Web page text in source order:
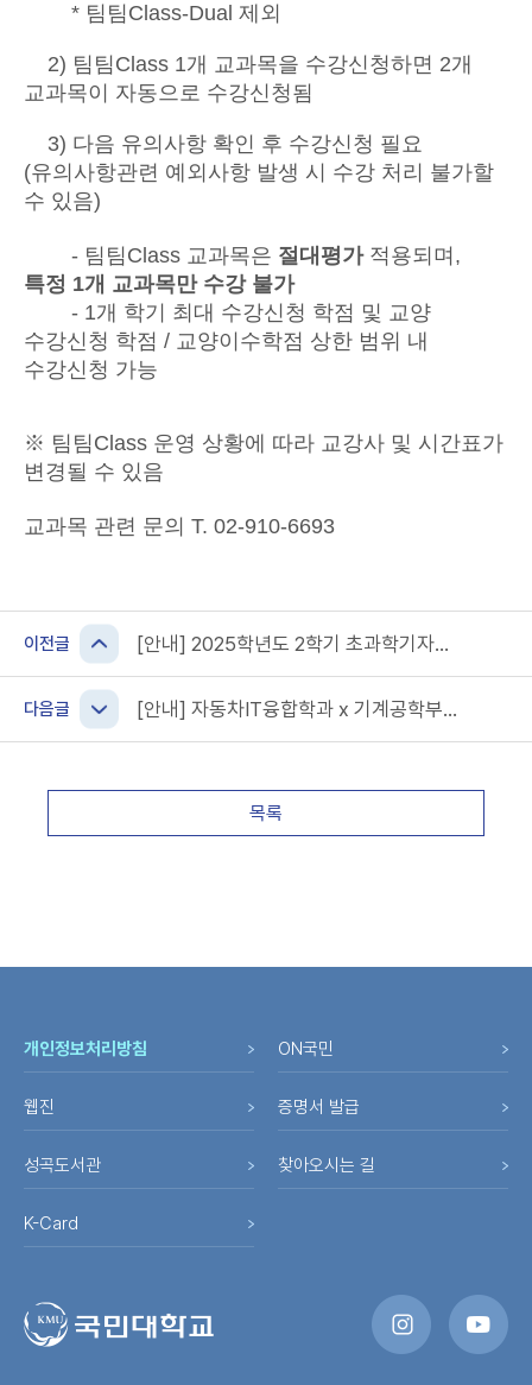
* 팀팀Class-Dual 제외
2) 팀팀Class 1개 교과목을 수강신청하면 2개
교과목이 자동으로 수강신청됨
3) 다음 유의사항 확인 후 수강신청 필요
(유의사항관련 예외사항 발생 시 수강 처리 불가할
수 있음)
- 팀팀Class 교과목은 절대평가적용되며,
특정 1개 교과목만 수강 불가
- 1개 학기 최대 수강신청 학점 및 교양
수강신청 학점 / 교양이수학점 상한 범위 내
수강신청 가능
※ 팀팀Class 운영 상황에 따라 교강사 및 시간표가
변경될 수 있음
교과목 관련 문의 T. 02-910-6693
이전글
[안내] 2025학년도 2학기 초과학기자
다음글
[안내] 자동차IT융합학과 x 기계공학부
목록
개인정보처리방침 ON국민
웹진 증명서 발급
성곡도서관 찾아오시는 길
K-Card